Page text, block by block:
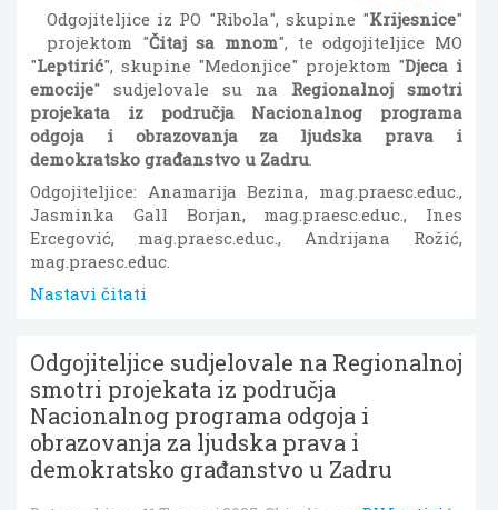
Odgojiteljice iz PO "Ribola", skupine "Krijesnice"
projektom "Čitaj sa mnom", te odgojiteljice MO
"Leptirić", skupine "Medonjice" projektom "Djeca i
emocije" sudjelovale su na Regionalnoj smotri
projekata iz područja Nacionalnog programa
odgoja i obrazovanja za ljudska prava i
demokratsko građanstvo u Zadru.
Odgojiteljice: Anamarija Bezina, mag.praesc.educ.,
Jasminka Gall Borjan, mag.praesc.educ., Ines
Ercegović, mag.praesc.educ., Andrijana Rožić,
mag.praesc.educ.
Nastavi čitati
Odgojiteljice sudjelovale na Regionalnoj
smotri projekata iz područja
Nacionalnog programa odgoja i
obrazovanja za ljudska prava i
demokratsko građanstvo u Zadru